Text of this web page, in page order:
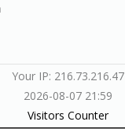
Your IP: 216.73.216.47
2026-08-07 21:59
Visitors Counter